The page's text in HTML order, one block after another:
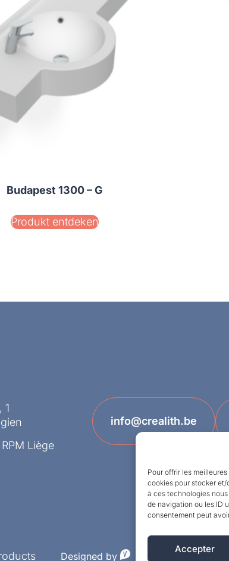
Pour offrir les
cookies pour stocker
à ces technologies
de navigation ou les ID
consentement peut
Accepter
Budapest 1300 – G
Produkt entdeken
1
Liège
info@crealith.be
Designed by